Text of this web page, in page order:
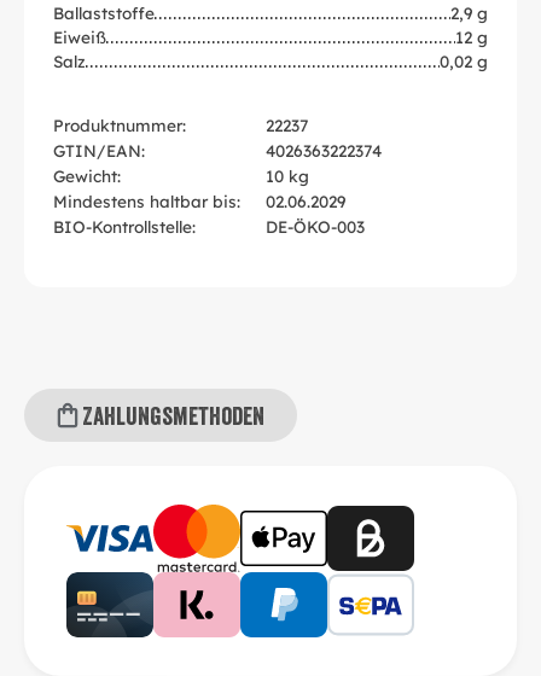
Ballaststoffe
2,9 g
Eiweiß
12 g
Salz
0,02 g
Produktnummer:
22237
GTIN/EAN:
4026363222374
Gewicht:
10 kg
Mindestens haltbar bis:
02.06.2029
BIO-Kontrollstelle:
DE-ÖKO-003
Zahlungsmethoden